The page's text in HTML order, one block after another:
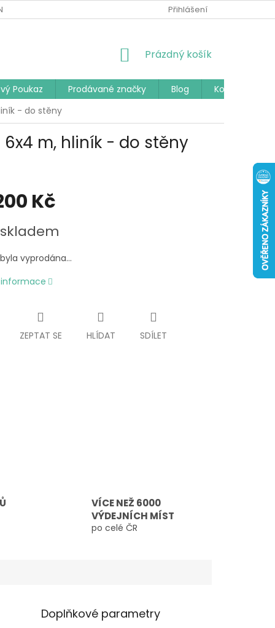
PODMÍNKY PODMÍNKY OCHRANY OSOBNÍCH ÚDAJŮ
Přihlášení
NÁKUPNÍ
Prázdný košík
Poukaz Prodávané značky Blog
Kontakty
- do stěny
6x4 m, hliník - do stěny
Kč
vyprodána…
ZEPTAT SE HLÍDAT SDÍLET
VÍCE NEŽ 6000
VÝDEJNÍCH MÍST
po celé ČR
Doplňkové parametry